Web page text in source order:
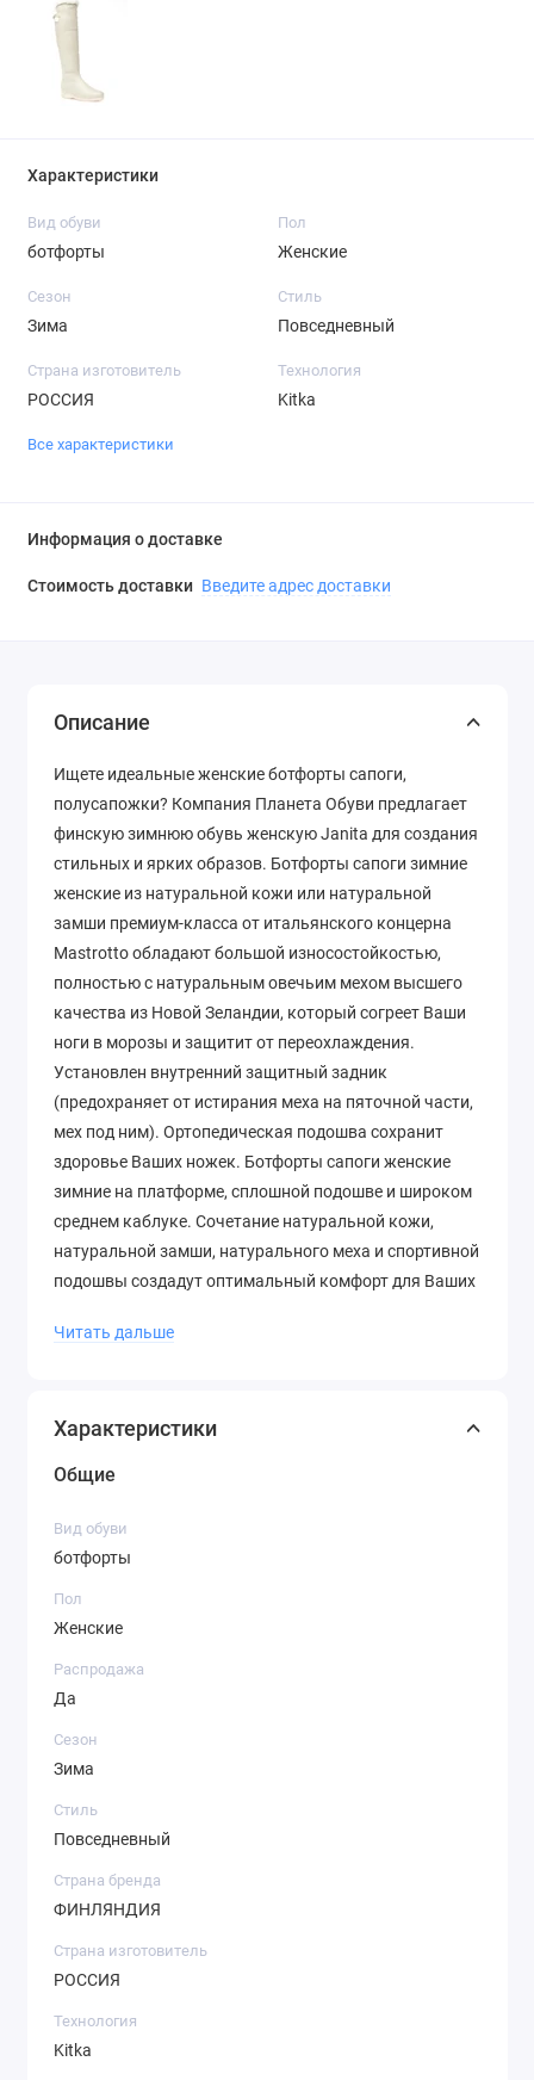
Характеристики
Вид обуви
ботфорты
Пол
Женские
Сезон
Зима
Стиль
Повседневный
Страна изготовитель
РОССИЯ
Технология
Kitka
Все характеристики
Информация о доставке
Стоимость доставки Введите адрес доставки
Описание
Ищете идеальные женские ботфорты сапоги,
полусапожки? Компания Планета Обуви предлагает
финскую зимнюю обувь женскую Janita для создания
стильных и ярких образов. Ботфорты сапоги зимние
женские из натуральной кожи или натуральной
замши премиум-класса от итальянского концерна
Mastrotto обладают большой износостойкостью,
полностью с натуральным овечьим мехом высшего
качества из Новой Зеландии, который согреет Ваши
ноги в морозы и защитит от переохлаждения.
Установлен внутренний защитный задник
(предохраняет от истирания меха на пяточной части,
мех под ним). Ортопедическая подошва сохранит
здоровье Ваших ножек. Ботфорты сапоги женские
зимние на платформе, сплошной подошве и широком
среднем каблуке. Сочетание натуральной кожи,
натуральной замши, натурального меха и спортивной
подошвы создадут оптимальный комфорт для Ваших
Читать дальше
Характеристики
Общие
Вид обуви
ботфорты
Пол
Женские
Распродажа
Да
Сезон
Зима
Стиль
Повседневный
Страна бренда
ФИНЛЯНДИЯ
Страна изготовитель
РОССИЯ
Технология
Kitka